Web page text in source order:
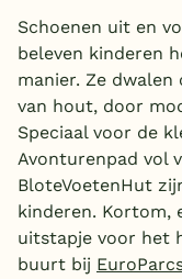
Schoenen uit en
beleven kinderen
manier. Ze
van hout, door
Speciaal voor de
Avonturenpad vol
BloteVoetenHut
kinderen. Kortom,
uitstapje voor het
buurt bij